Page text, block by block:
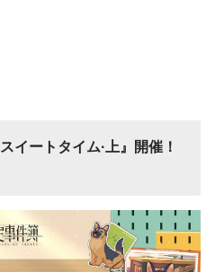
イートタイム·上』開催！